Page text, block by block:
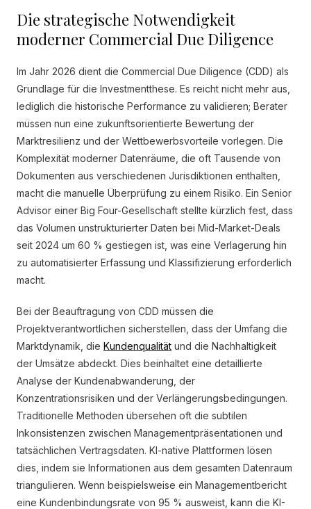
Die strategische Notwendigkeit
moderner Commercial Due Diligence
Im Jahr 2026 dient die Commercial Due Diligence (CDD) als
Grundlage für die Investmentthese. Es reicht nicht mehr aus,
lediglich die historische Performance zu validieren; Berater
müssen nun eine zukunftsorientierte Bewertung der
Marktresilienz und der Wettbewerbsvorteile vorlegen. Die
Komplexität moderner Datenräume, die oft Tausende von
Dokumenten aus verschiedenen Jurisdiktionen enthalten,
macht die manuelle Überprüfung zu einem Risiko. Ein Senior
Advisor einer Big Four-Gesellschaft stellte kürzlich fest, dass
das Volumen unstrukturierter Daten bei Mid-Market-Deals
seit 2024 um 60 % gestiegen ist, was eine Verlagerung hin
zu automatisierter Erfassung und Klassifizierung erforderlich
macht.
Bei der Beauftragung von CDD müssen die
Projektverantwortlichen sicherstellen, dass der Umfang die
Marktdynamik, die Kundenqualität und die Nachhaltigkeit
der Umsätze abdeckt. Dies beinhaltet eine detaillierte
Analyse der Kundenabwanderung, der
Konzentrationsrisiken und der Verlängerungsbedingungen.
Traditionelle Methoden übersehen oft die subtilen
Inkonsistenzen zwischen Managementpräsentationen und
tatsächlichen Vertragsdaten. KI-native Plattformen lösen
dies, indem sie Informationen aus dem gesamten Datenraum
triangulieren. Wenn beispielsweise ein Managementbericht
eine Kundenbindungsrate von 95 % ausweist, kann die KI-